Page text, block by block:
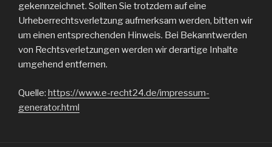
gekennzeichnet. Sollten Sie trotzdem auf eine
Urheberrechtsverletzung aufmerksam werden, bitten wir
um einen entsprechenden Hinweis. Bei Bekanntwerden
von Rechtsverletzungen werden wir derartige Inhalte
umgehend entfernen.
Quelle: https://www.e-recht24.de/impressum-
generator.html